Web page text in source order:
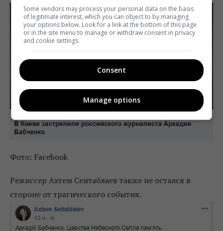
Фото: Facebook
Режиссер Ахтем Сеитаблаев также не остался в
стороне от трагического события.
Some vendors may process your personal data on the basis
of legitimate interest, which you can object to by managing
your options below. Look for a link at the bottom of this page
or in the site menu to manage or withdraw consent in privacy
and cookie settings.
Consent
Manage options